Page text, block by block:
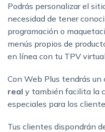
Podrás personalizar el
necesidad de tener
programación o
menús propios de
en línea con tu TPV
Con Web Plus tendrás un
real y también facilita la
especiales para los
Tus clientes dispondrán